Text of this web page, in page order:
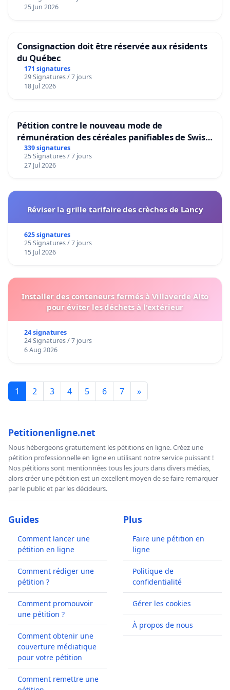
25 Jun 2026
Consignaction doit être réservée aux résidents
du Québec
171 signatures
29 Signatures / 7 jours
18 Jul 2026
Pétition contre le nouveau mode de
rémunération des céréales panifiables de Swiss
granum basé sur la teneur en protéines
339 signatures
25 Signatures / 7 jours
27 Jul 2026
Réviser la grille tarifaire des crèches de Lancy
625 signatures
25 Signatures / 7 jours
15 Jul 2026
Installer des conteneurs fermés à Villaverde Alto
pour éviter les déchets à l'extérieur
24 signatures
24 Signatures / 7 jours
6 Aug 2026
1 2 3 4 5 6 7 »
Petitionenligne.net
Nous hébergeons gratuitement les pétitions en ligne. Créez une
pétition professionnelle en ligne en utilisant notre service puissant !
Nos pétitions sont mentionnées tous les jours dans divers médias,
alors créer une pétition est un excellent moyen de se faire remarquer
par le public et par les décideurs.
Guides
Comment lancer une
pétition en ligne
Comment rédiger une
pétition ?
Comment promouvoir
une pétition ?
Comment obtenir une
couverture médiatique
pour votre pétition
Comment remettre une
Plus
Faire une pétition en
ligne
Politique de
confidentialité
Gérer les cookies
À propos de nous